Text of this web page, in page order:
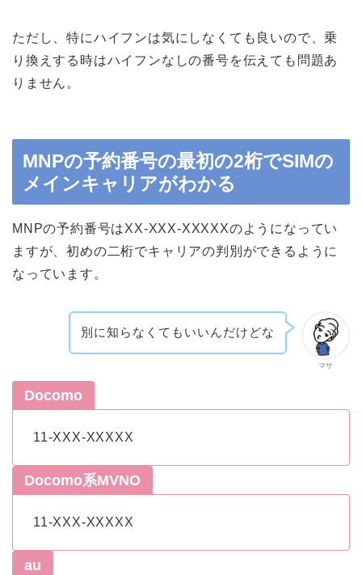
ただし、特にハイフンは気にしなくても良いので、乗
り換えする時はハイフンなしの番号を伝えても問題あ
りません。
MNPの予約番号の最初の2桁でSIMの
メインキャリアがわかる
MNPの予約番号はXX-XXX-XXXXXのようになってい
ますが、初めの二桁でキャリアの判別ができるように
なっています。
マサ
別に知らなくてもいいんだけどな
Docomo
11-XXX-XXXXX
Docomo系MVNO
11-XXX-XXXXX
au